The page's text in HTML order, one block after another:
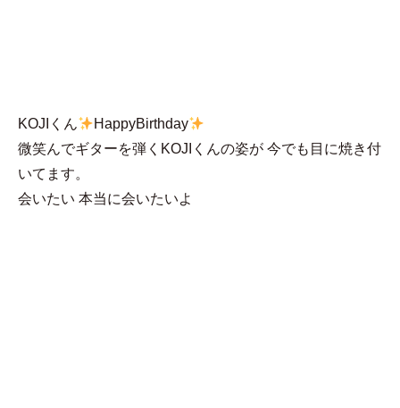
KOJIくん
HappyBirthday
微笑んでギターを弾くKOJIくんの姿が 今でも目に焼き付
いてます。
会いたい 本当に会いたいよ